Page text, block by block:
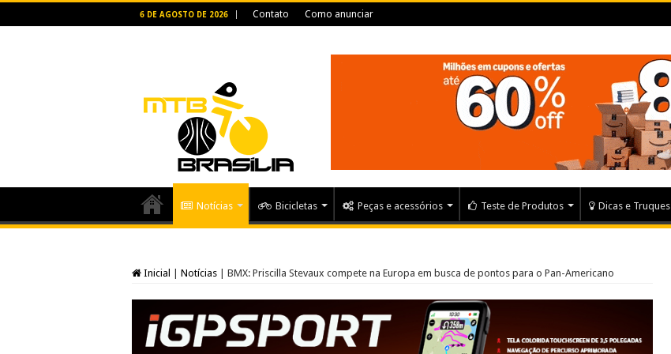
6 DE AGOSTO DE 2026 Contato Como anunciar
Notícias Bicicletas Peças e acessórios Teste de Produtos Dicas e Truques
Inicial Notícias BMX: Priscilla Stevaux compete na Europa em busca de pontos para o Pan-Americano